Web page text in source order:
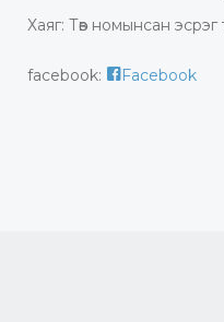
Хаяг: Төв номынсан
facebook: Facebook